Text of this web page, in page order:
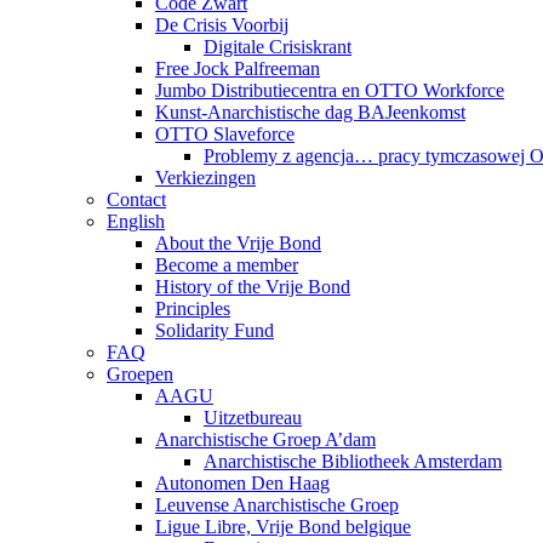
De Crisis Voorbij
Digitale Crisiskrant
Free Jock Palfreeman
Jumbo Distributiecentra en OTTO Workforce
Kunst-Anarchistische dag BAJeenkomst
OTTO Slaveforce
Problemy z agencja… pracy tymczasowej
Verkiezingen
Contact
English
About the Vrije Bond
Become a member
History of the Vrije Bond
Principles
Solidarity Fund
FAQ
Groepen
AAGU
Uitzetbureau
Anarchistische Groep A’dam
Anarchistische Bibliotheek Amsterdam
Autonomen Den Haag
Leuvense Anarchistische Groep
Ligue Libre, Vrije Bond belgique